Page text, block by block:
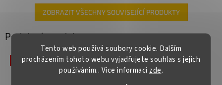
Tento web používá soubory cookie. Dalším
procházením tohoto webu vyjadřujete souhlas s jejich
používáním.. Více informacízde.
kapky, tinktury, sirupy i
léčiva, která chrání obsah
před světlem a pomáhá
zachovat jeho kvalitu a
Lékovka z hnědého
lékárenského skla 200 ml
víčkem 45 mm
ZDE
✅ Vhodná pro uchování výrobků
citlivých na UV
ZOBRAZIT VŠECHNY SOUVISEJÍCÍ PRODUKTY
Podobné produkty
Více za méně